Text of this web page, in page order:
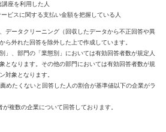
講座を利用した人
ービスに関する支払い金額を把握している人
データクリーニング（回収したデータから不正回答や異
ら外れた回答を除外した上で作成しています。
」、部門の「業態別」においては有効回答者数が規定人
となります。その他の部門においては有効回答者数が規
対象となります。
めたくないと回答した人の割合が基準値以下の企業がラ
複数の企業について回答しております。